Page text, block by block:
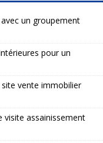
un groupement
pour un
vente immobilier
visite assainissement